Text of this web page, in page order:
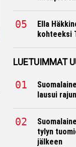
Ella
kohteeksi
LUETUIMMAT
lausui
tylyn
jälkeen